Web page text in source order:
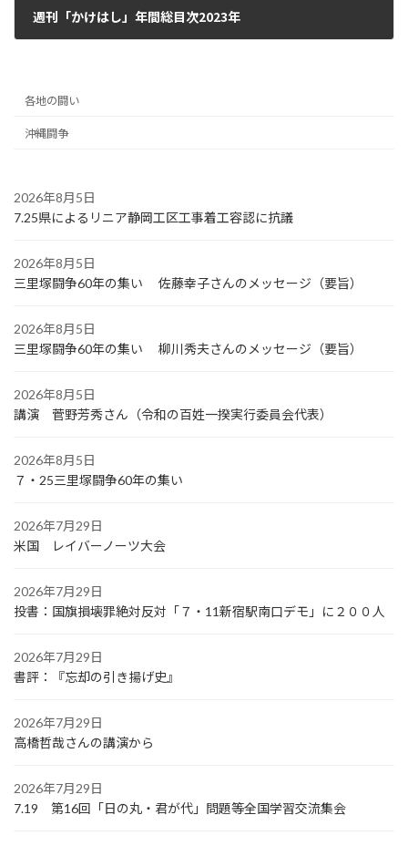
週刊「かけはし」年間総目次2023年
各地の闘い
沖縄闘争
2026年8月5日
7.25県によるリニア静岡工区工事着工容認に抗議
2026年8月5日
三里塚闘争60年の集い 佐藤幸子さんのメッセージ（要旨）
2026年8月5日
三里塚闘争60年の集い 柳川秀夫さんのメッセージ（要旨）
2026年8月5日
講演 菅野芳秀さん（令和の百姓一揆実行委員会代表）
2026年8月5日
７・25三里塚闘争60年の集い
2026年7月29日
米国 レイバーノーツ大会
2026年7月29日
投書：国旗損壊罪絶対反対「７・11新宿駅南口デモ」に２００人
2026年7月29日
書評：『忘却の引き揚げ史』
2026年7月29日
高橋哲哉さんの講演から
2026年7月29日
7.19 第16回「日の丸・君が代」問題等全国学習交流集会